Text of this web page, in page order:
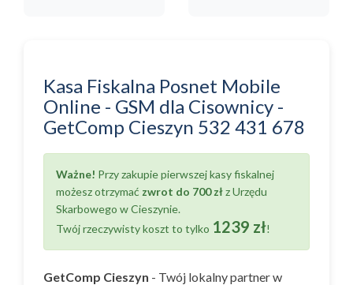
Kasa Fiskalna Posnet Mobile
Online - GSM dla Cisownicy -
GetComp Cieszyn 532 431 678
Ważne! Przy zakupie pierwszej kasy fiskalnej
możesz otrzymać zwrot do 700 złz Urzędu
Skarbowego w Cieszynie.
Twój rzeczywisty koszt to tylko 1239 zł!
GetComp Cieszyn - Twój lokalny partner w